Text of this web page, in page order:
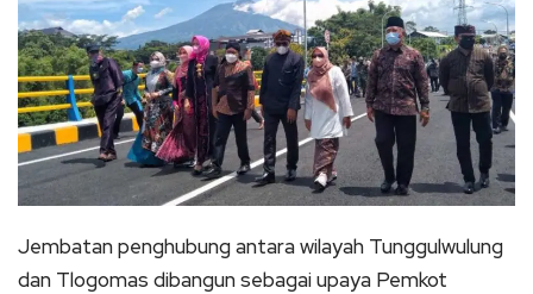
Jembatan penghubung antara wilayah Tunggulwulung
dan Tlogomas dibangun sebagai upaya Pemkot